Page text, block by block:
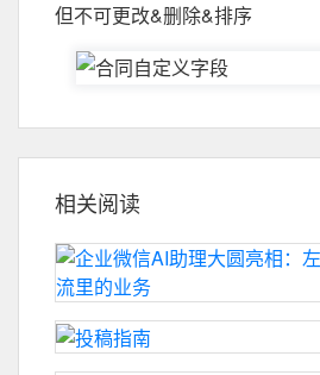
但不可更改&删除&排序
相关阅读